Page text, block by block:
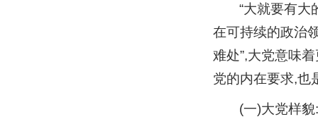
“大就要有大
在可持续的政治
难处”,大党意味
党的内在要求,也
(一)大党样